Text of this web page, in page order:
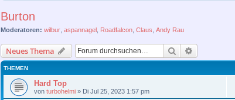
Burton
Moderatoren: wilbur aspannagel Roadfalcon Claus Andy Rau
Neues Thema Suche
THEMEN
Hard Top
von turbohelmi » Di Jul 25, 2023 1:57 pm